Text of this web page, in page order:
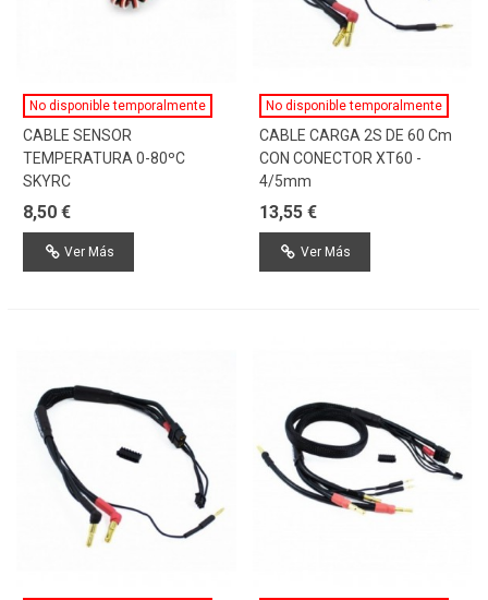
No disponible temporalmente
CABLE SENSOR
TEMPERATURA 0-80ºC
SKYRC
8,50 €
Ver Más
No disponible temporalmente
CABLE CARGA 2S DE 60 Cm
CON CONECTOR XT60 -
4/5mm
13,55 €
Ver Más